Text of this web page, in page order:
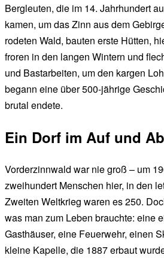
Bergleuten, die im 14. Jahrhundert
kamen, um das Zinn aus dem
rodeten Wald, bauten erste Hütten,
froren in den langen Wintern und
und Bastarbeiten, um den kargen
begann eine über 500-jährige
brutal endete.
Ein Dorf im Auf und Ab
Vorderzinnwald war nie groß – um
zweihundert Menschen hier, in den
Zweiten Weltkrieg waren es 250.
was man zum Leben brauchte: eine
Gasthäuser, eine Feuerwehr, einen
kleine Kapelle, die 1887 erbaut